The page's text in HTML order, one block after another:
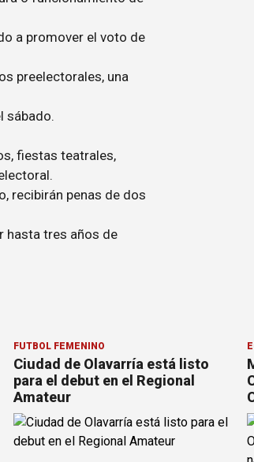
a promover el voto de
preelectorales, una
sábado.
fiestas teatrales,
recibirán penas de dos
hasta tres años de
FÚTBOL FEMENINO
Ciudad de Olavarría está listo
para el debut en el Regional
Amateur